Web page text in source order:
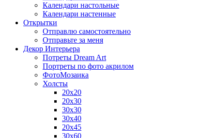
Календари настольные
Календари настенные
Открытки
Отправлю самостоятельно
Отправьте за меня
Декор Интерьера
Потреты Dream Art
Портреты по фото акрилом
ФотоМозаика
Холсты
20х20
20х30
30х30
30х40
20х45
30х60